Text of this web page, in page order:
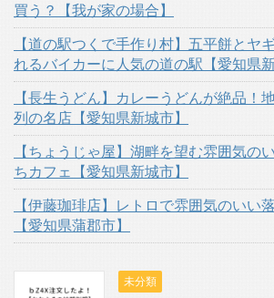
買う？【我が家の場合】
【道の駅つくで手作り村】五平餅とヤ
れるバイカーに人気の道の駅【愛知県新
【長生うどん】カレーうどんが絶品！
列の名店【愛知県新城市】
【ちょうじゃ屋】湖畔を望む雰囲気の
ちカフェ【愛知県新城市】
【伊藤珈琲店】レトロで雰囲気のいい
【愛知県蒲郡市】
未分類